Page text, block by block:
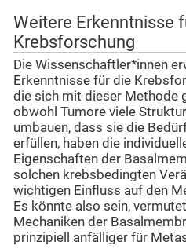
Weitere Erkenntnisse
Krebsforschung
Die Wissenschaftler*innen
Erkenntnisse für die
die sich mit dieser Methode
obwohl Tumore viele
umbauen, dass sie die
erfüllen, haben die
Eigenschaften der
solchen krebsbedingten
wichtigen Einfluss auf den
Es könnte also sein,
Mechaniken der
prinzipiell anfälliger für